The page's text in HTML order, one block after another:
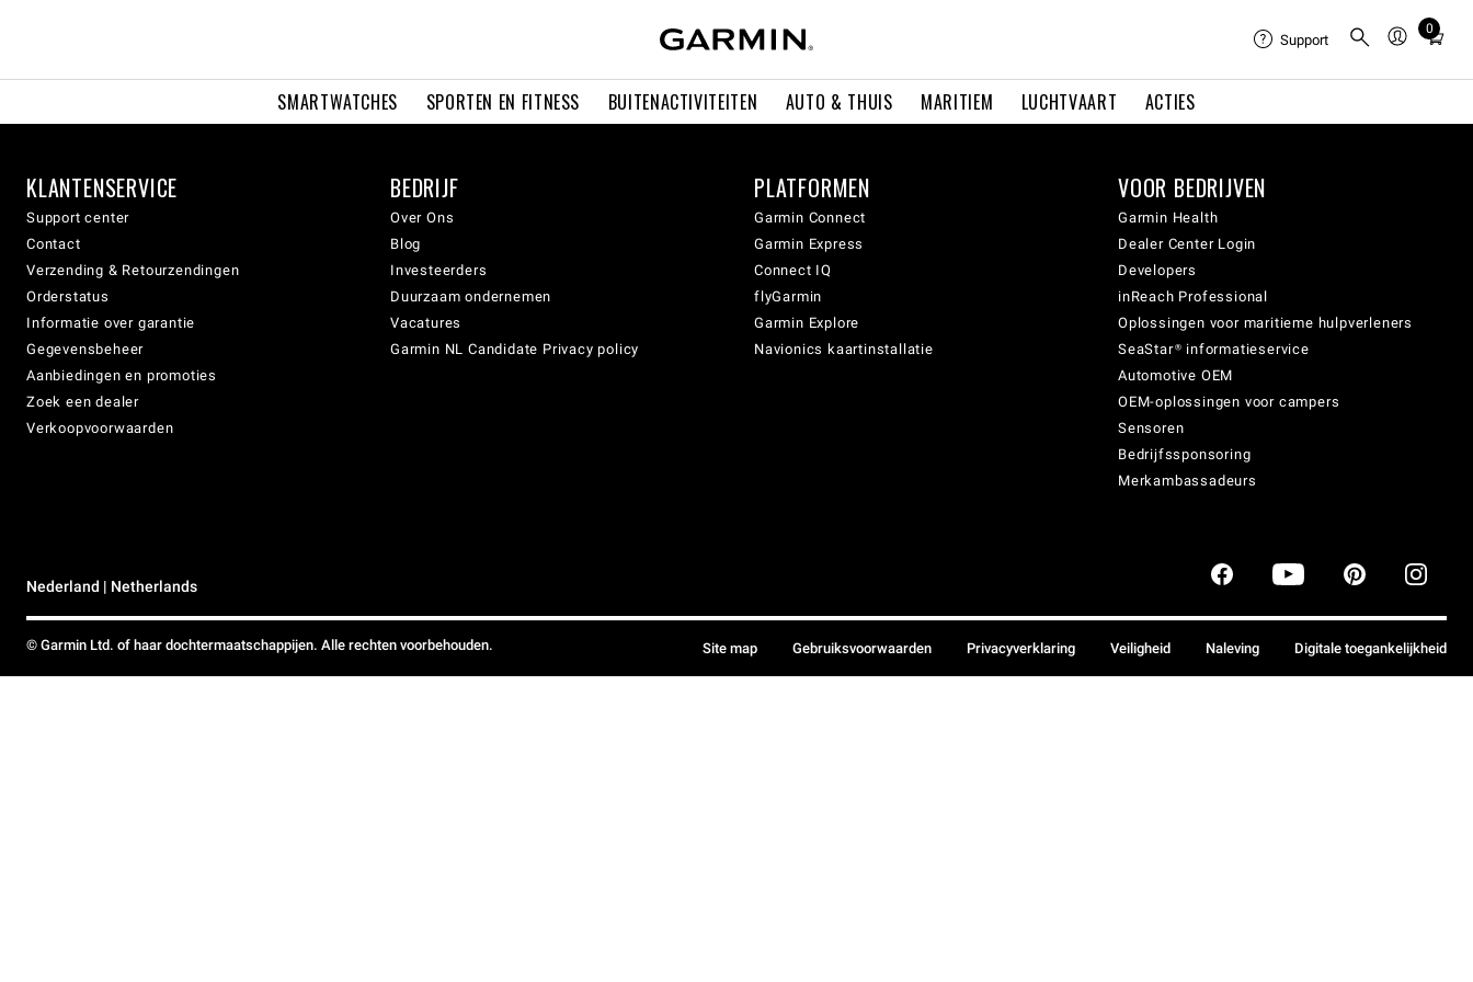
SMARTWATCHES SPORTEN EN FITNESS BUITENACTIVITEITEN AUTO & THUIS MARITIEM LUCHTVAART ACTIES
Support
0
Total
cart:
KLANTENSERVICE
Support center
Contact
Verzending & Retourzendingen
Orderstatus
Informatie over garantie
Gegevensbeheer
Aanbiedingen en promoties
Zoek een dealer
Verkoopvoorwaarden
BEDRIJF
Over Ons
Blog
Investeerders
Duurzaam ondernemen
Vacatures
Garmin NL Candidate Privacy policy
PLATFORMEN
Garmin Connect
Garmin Express
Connect IQ
flyGarmin
Garmin Explore
Navionics kaartinstallatie
VOOR BEDRIJVEN
Garmin Health
Dealer Center Login
Developers
inReach Professional
Oplossingen voor maritieme hulpverleners
SeaStar® informatieservice
Automotive OEM
OEM-oplossingen voor campers
Sensoren
Bedrijfssponsoring
Merkambassadeurs
Nederland | Netherlands
© Garmin Ltd. of haar dochtermaatschappijen. Alle rechten voorbehouden. Site map Gebruiksvoorwaarden Privacyverklaring Veiligheid Naleving Digitale toegankelijkheid